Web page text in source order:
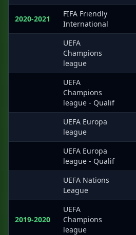
2020-2021
FIFA Friendly
International
UEFA
Champions
league
UEFA
Champions
league - Qualif
UEFA Europa
league
UEFA Europa
league - Qualif
UEFA Nations
League
2019-2020
UEFA
Champions
league